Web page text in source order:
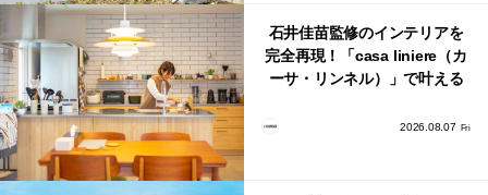
石井佳苗監修のインテリアを
完全再現！「casa liniere（カ
ーサ・リンネル）」で叶える
2026.08.07 Fri